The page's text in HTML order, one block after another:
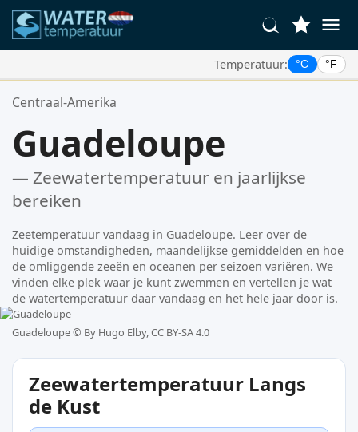
Temperatuur: °C °F
Uw Favoriete Locaties:
Centraal-Amerika
Guadeloupe
— Zeewatertemperatuur en jaarlijkse
bereiken
Zeetemperatuur vandaag in Guadeloupe. Leer over de
huidige omstandigheden, maandelijkse gemiddelden en hoe
de omliggende zeeën en oceanen per seizoen variëren. We
vinden elke plek waar je kunt zwemmen en vertellen je wat
de watertemperatuur daar vandaag en het hele jaar door is.
Guadeloupe © By Hugo Elby, CC BY-SA 4.0
Zeewatertemperatuur Langs
de Kust